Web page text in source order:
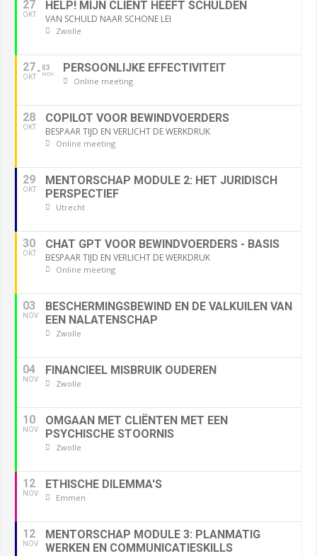
27
OKT
HELP! MIJN CLIËNT HEEFT SCHULDEN
VAN SCHULD NAAR SCHONE LEI
Zwolle
27
OKT
03
NOV PERSOONLIJKE EFFECTIVITEIT
Online meeting
28
OKT
COPILOT VOOR BEWINDVOERDERS
BESPAAR TIJD EN VERLICHT DE WERKDRUK
Online meeting
29
OKT
MENTORSCHAP MODULE 2: HET JURIDISCH
PERSPECTIEF
Utrecht
30
OKT
CHAT GPT VOOR BEWINDVOERDERS - BASIS
BESPAAR TIJD EN VERLICHT DE WERKDRUK
Online meeting
03
NOV
BESCHERMINGSBEWIND EN DE VALKUILEN VAN
EEN NALATENSCHAP
Zwolle
04
NOV
FINANCIEEL MISBRUIK OUDEREN
Zwolle
10
NOV
OMGAAN MET CLIËNTEN MET EEN
PSYCHISCHE STOORNIS
Zwolle
12
NOV
ETHISCHE DILEMMA'S
Emmen
12
NOV
MENTORSCHAP MODULE 3: PLANMATIG
WERKEN EN COMMUNICATIESKILLS